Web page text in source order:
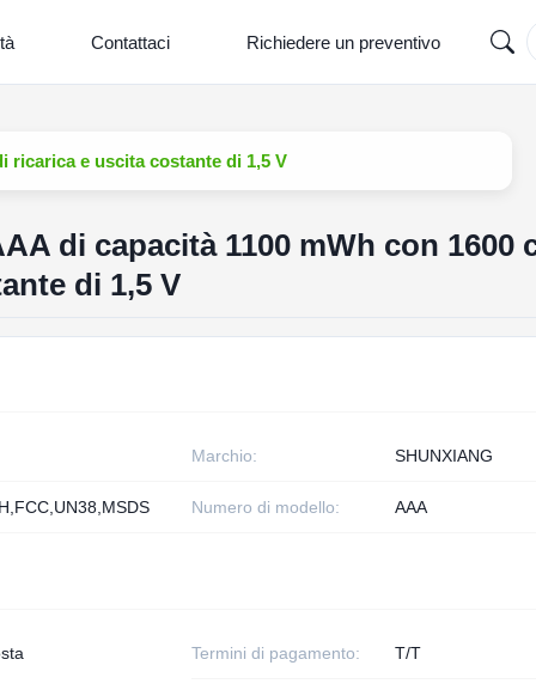
Contattaci Richiedere un preventivo
ricarica e uscita costante di 1,5 V
di capacità 1100 mWh con 1600
di 1,5 V
Marchio: SHUNXIANG
Numero di modello: AAA
Termini di pagamento: T/T